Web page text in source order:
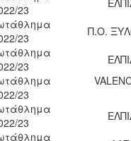
23
23
Π.Ο.
23
23
23